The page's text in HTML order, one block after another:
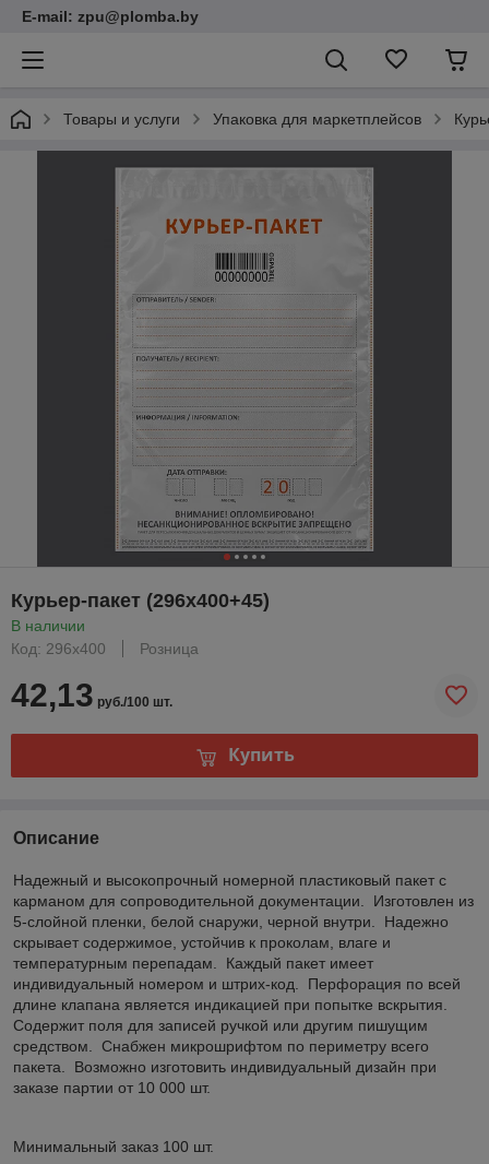
E-mail: zpu@plomba.by
Товары и услуги Упаковка для маркетплейсов
Курьер-пакет (296x400+45)
В наличии
Код: 296х400
Розница
42,13 руб./100 шт.
Купить
Описание
Надежный и высокопрочный номерной пластиковый пакет с
карманом для сопроводительной документации. Изготовлен из
5-слойной пленки, белой снаружи, черной внутри. Надежно
скрывает содержимое, устойчив к проколам, влаге и
температурным перепадам. Каждый пакет имеет
индивидуальный номером и штрих-код. Перфорация по всей
длине клапана является индикацией при попытке вскрытия.
Содержит поля для записей ручкой или другим пишущим
средством. Снабжен микрошрифтом по периметру всего
пакета. Возможно изготовить индивидуальный дизайн при
заказе партии от 10 000 шт.
Минимальный заказ 100 шт.